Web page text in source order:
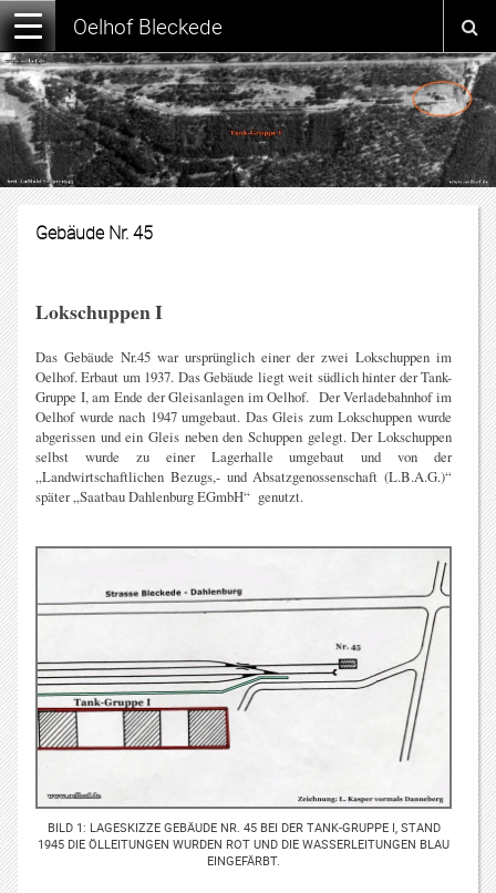
Oelhof Bleckede
Gebäude Nr. 45
Lokschuppen I
Das Gebäude Nr.45 war ursprünglich einer der zwei Lokschuppen im
Oelhof. Erbaut um 1937. Das Gebäude liegt weit südlich hinter der Tank-
Gruppe I, am Ende der Gleisanlagen im Oelhof. Der Verladebahnhof im
Oelhof wurde nach 1947 umgebaut. Das Gleis zum Lokschuppen wurde
abgerissen und ein Gleis neben den Schuppen gelegt. Der Lokschuppen
selbst wurde zu einer Lagerhalle umgebaut und von der
„Landwirtschaftlichen Bezugs,- und Absatzgenossenschaft (L.B.A.G.)“
später „Saatbau Dahlenburg EGmbH“ genutzt.
BILD 1: LAGESKIZZE GEBÄUDE NR. 45 BEI DER TANK-GRUPPE I, STAND
1945 DIE ÖLLEITUNGEN WURDEN ROT UND DIE WASSERLEITUNGEN BLAU
EINGEFÄRBT.